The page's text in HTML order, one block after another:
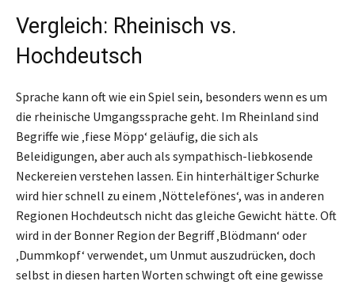
Vergleich: Rheinisch vs.
Hochdeutsch
Sprache kann oft wie ein Spiel sein, besonders wenn es um
die rheinische Umgangssprache geht. Im Rheinland sind
Begriffe wie ‚fiese Möpp‘ geläufig, die sich als
Beleidigungen, aber auch als sympathisch-liebkosende
Neckereien verstehen lassen. Ein hinterhältiger Schurke
wird hier schnell zu einem ‚Nöttelefönes‘, was in anderen
Regionen Hochdeutsch nicht das gleiche Gewicht hätte. Oft
wird in der Bonner Region der Begriff ‚Blödmann‘ oder
‚Dummkopf‘ verwendet, um Unmut auszudrücken, doch
selbst in diesen harten Worten schwingt oft eine gewisse